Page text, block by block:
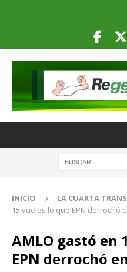
INICIO LA CUARTA
15 vuelos lo que EPN derrochó
AMLO gastó en
EPN derrochó